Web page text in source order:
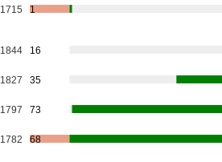
1715 1
1844 16
1827 35
1797 73
1782 68